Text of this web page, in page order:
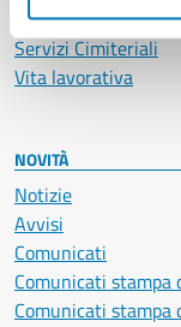
Salute, benessere
Servizi Cimiteriali
Vita lavorativa
NOVITÀ
Notizie
Avvisi
Comunicati
Comunicati stampa
Comunicati stampa